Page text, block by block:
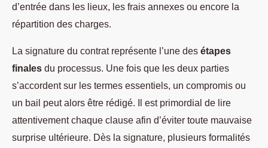
d’entrée dans les lieux, les frais annexes ou encore la
répartition des charges.
La signature du contrat représente l’une des étapes
finales du processus. Une fois que les deux parties
s’accordent sur les termes essentiels, un compromis ou
un bail peut alors être rédigé. Il est primordial de lire
attentivement chaque clause afin d’éviter toute mauvaise
surprise ultérieure. Dès la signature, plusieurs formalités